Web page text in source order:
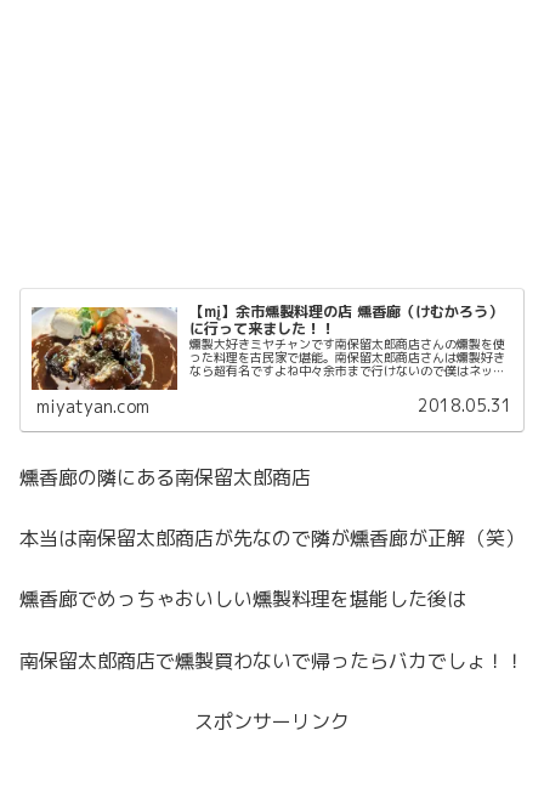
【mį】余市燻製料理の店 燻香廊（けむかろう）
に行って来ました！！
燻製大好きミヤチャンです南保留太郎商店さんの燻製を使
った料理を古民家で堪能。南保留太郎商店さんは燻製好き
なら超有名ですよね中々余市まで行けないので僕はネット
miyatyan.com 2018.05.31
燻香廊の隣にある南保留太郎商店
本当は南保留太郎商店が先なので隣が燻香廊が正解（笑）
燻香廊でめっちゃおいしい燻製料理を堪能した後は
南保留太郎商店で燻製買わないで帰ったらバカでしょ！！
スポンサーリンク